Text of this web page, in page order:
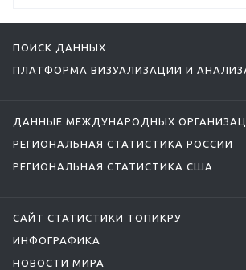
ПОИСК ДАННЫХ
ПЛАТФОРМА ВИЗУАЛИЗАЦИИ И
ДАННЫЕ МЕЖДУНАРОДНЫХ
РЕГИОНАЛЬНАЯ СТАТИСТИКА РОССИИ
РЕГИОНАЛЬНАЯ СТАТИСТИКА США
САЙТ СТАТИСТИКИ ТОПИКРУ
ИНФОГРАФИКА
НОВОСТИ МИРА